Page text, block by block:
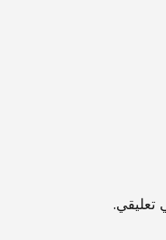
تعليقي.